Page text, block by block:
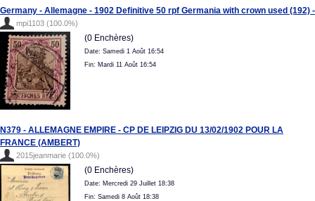
Germany - Allemagne - 1902 Definitive 50 rpf Germania with crown used (192) -
mpi1103 (100.0%)
(0 Enchères)
Date: Samedi 1 Août 16:54
Fin: Mardi 11 Août 16:54
N379 - ALLEMAGNE EMPIRE - CP DE LEIPZIG DU 13/02/1902 POUR LA
FRANCE (AMBERT)
2015jeanmarie (100.0%)
(0 Enchères)
Date: Mercredi 29 Juillet 18:38
Fin: Samedi 8 Août 18:38